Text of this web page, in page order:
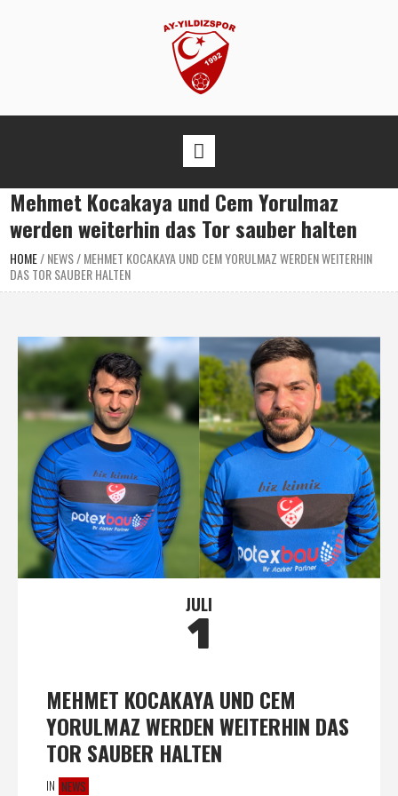
Mehmet Kocakaya und Cem Yorulmaz
werden weiterhin das Tor sauber halten
HOME/NEWS/MEHMET KOCAKAYA UND CEM YORULMAZ WERDEN WEITERHIN
DAS TOR SAUBER HALTEN
JULI
1
MEHMET KOCAKAYA UND CEM
YORULMAZ WERDEN WEITERHIN DAS
TOR SAUBER HALTEN
IN NEWS